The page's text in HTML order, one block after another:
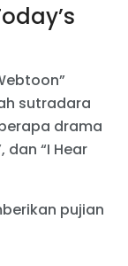
sutradara
drama
dan “I Hear
pujian